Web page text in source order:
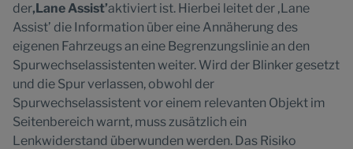
der‚Lane Assist’aktiviert ist. Hierbei leitet der ‚Lane
Assist’ die Information über eine Annäherung des
eigenen Fahrzeugs an eine Begrenzungslinie an den
Spurwechselassistenten weiter. Wird der Blinker gesetzt
und die Spur verlassen, obwohl der
Spurwechselassistent vor einem relevanten Objekt im
Seitenbereich warnt, muss zusätzlich ein
Lenkwiderstand überwunden werden. Das Risiko